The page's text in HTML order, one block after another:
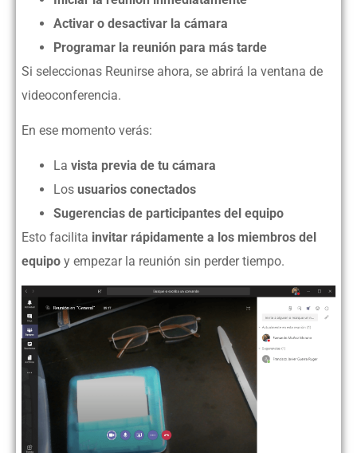
Activar o desactivar la cámara
Programar la reunión para más tarde
Si seleccionas Reunirse ahora, se abrirá la ventana de
videoconferencia.
En ese momento verás:
La vista previa de tu cámara
Los usuarios conectados
Sugerencias de participantes del equipo
Esto facilita invitar rápidamente a los miembros del
equipo y empezar la reunión sin perder tiempo.